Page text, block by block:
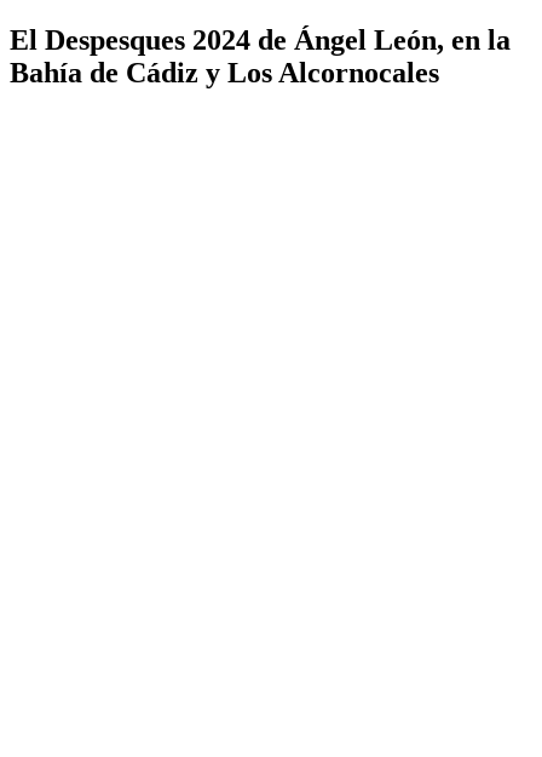
El Despesques 2024 de Ángel León, en la
Bahía de Cádiz y Los Alcornocales